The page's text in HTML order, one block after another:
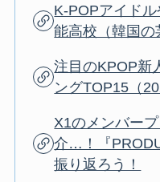
K-POPアイド
能高校（韓国の
注目のKPOP新
ングTOP15（
X1のメンバー
介…！『
振り返ろう！